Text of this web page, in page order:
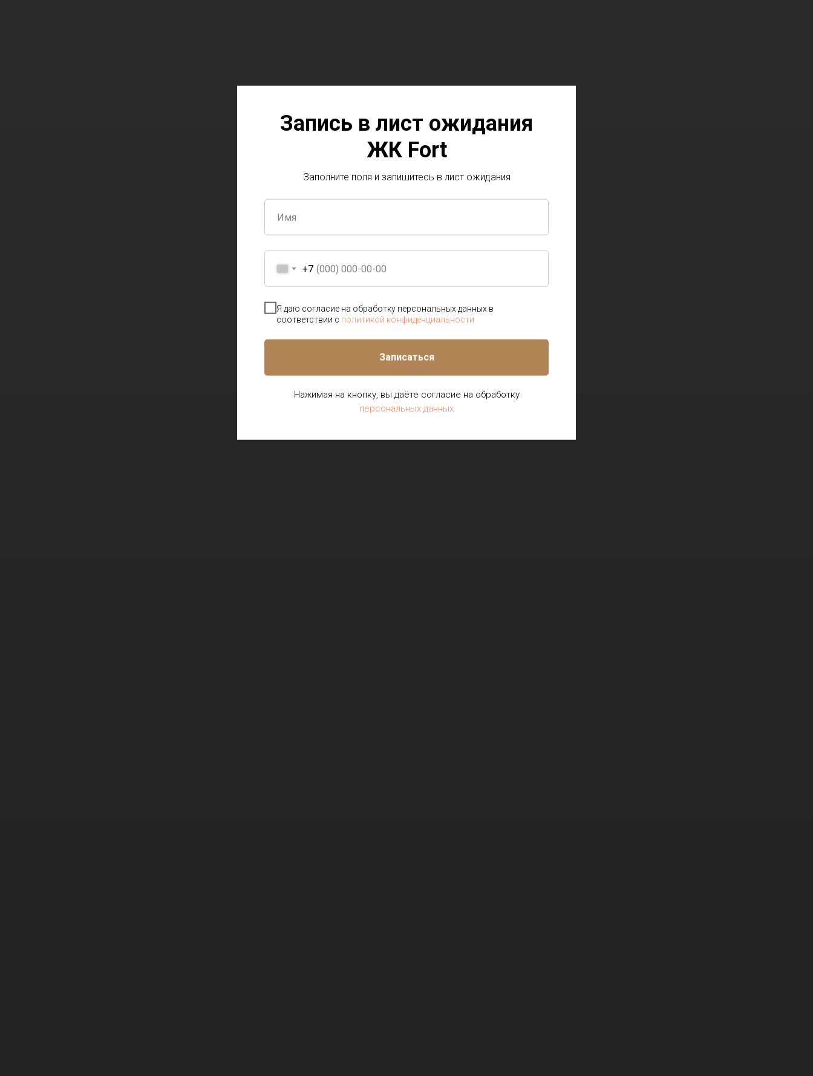
Запись в лист ожидания
ЖК Fort
Заполните поля и запишитесь в лист ожидания
+7
Я даю согласие на обработку персональных данных в
соответствии с политикой конфиденциальности
Записаться
Нажимая на кнопку, вы даёте согласие на обработку
персональных данных